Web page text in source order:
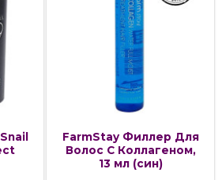
FarmStay Филлер Для
Волос С Коллагеном,
13 мл (син)